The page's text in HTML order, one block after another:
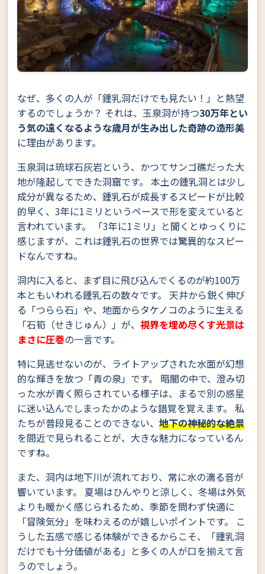
なぜ、多くの人が「鍾乳洞だけでも見たい！」と熱望
するのでしょうか？ それは、玉泉洞が持つ30万年とい
う気の遠くなるような歳月が生み出した奇跡の造形美
に理由があります。
玉泉洞は琉球石灰岩という、かつてサンゴ礁だった大
地が隆起してできた洞窟です。 本土の鍾乳洞とは少し
成分が異なるため、鍾乳石が成長するスピードが比較
的早く、3年に1ミリというペースで形を変えていると
言われています。 「3年に1ミリ」と聞くとゆっくりに
感じますが、これは鍾乳石の世界では驚異的なスピー
ドなんですね。
洞内に入ると、まず目に飛び込んでくるのが約100万
本ともいわれる鍾乳石の数々です。 天井から鋭く伸び
る「つらら石」や、地面からタケノコのように生える
「石筍（せきじゅん）」が、 視界を埋め尽くす光景は
まさに圧巻の一言です。
特に見逃せないのが、ライトアップされた水面が幻想
的な輝きを放つ「青の泉」です。 暗闇の中で、澄み切
った水が青く照らされている様子は、まるで別の惑星
に迷い込んでしまったかのような錯覚を覚えます。 私
たちが普段見ることのできない、 地下の神秘的な絶景
を間近で見られることが、大きな魅力になっているん
ですね。
また、洞内は地下川が流れており、常に水の滴る音が
響いています。 夏場はひんやりと涼しく、冬場は外気
よりも暖かく感じられるため、季節を問わず快適に
「冒険気分」を味わえるのが嬉しいポイントです。 こ
うした五感で感じる体験ができるからこそ、「鍾乳洞
だけでも十分価値がある」と多くの人が口を揃えて言
うのでしょう。